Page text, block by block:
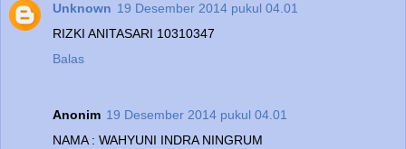
Unknown 19 Desember 2014 pukul 04.01
RIZKI ANITASARI 10310347
Balas
Anonim 19 Desember 2014 pukul 04.01
NAMA : WAHYUNI INDRA NINGRUM